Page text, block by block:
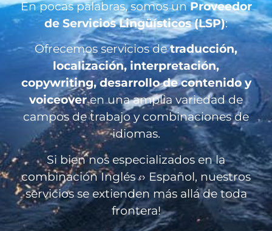
En pocas palabras, somos unProveedor
de Servicios Lingüísticos (LSP):
Ofrecemos servicios detraducción,
localización, interpretación,
copywriting, desarrollo de contenido y
voiceoveren una amplia variedad de
campos de trabajo y combinaciones de
idiomas.
Si bien nos especializados en la
combinación Inglés ‹› Español, nuestros
servicios se extienden más allá de toda
frontera!